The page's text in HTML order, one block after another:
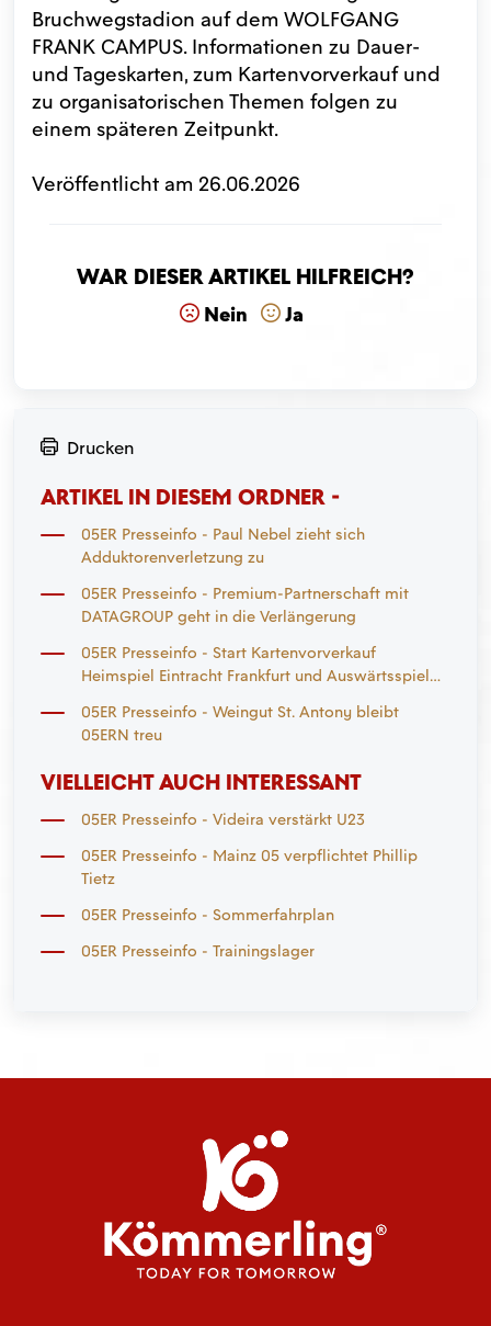
Bruchwegstadion auf dem WOLFGANG
FRANK CAMPUS. Informationen zu Dauer-
und Tageskarten, zum Kartenvorverkauf und
zu organisatorischen Themen folgen zu
einem späteren Zeitpunkt.
Veröffentlicht am 26.06.2026
War dieser Artikel hilfreich?
Nein Ja
Drucken
ARTIKEL IN DIESEM ORDNER -
05ER Presseinfo - Paul Nebel zieht sich
Adduktorenverletzung zu
05ER Presseinfo - Premium-Partnerschaft mit
DATAGROUP geht in die Verlängerung
05ER Presseinfo - Start Kartenvorverkauf
Heimspiel Eintracht Frankfurt und Auswärtsspiel
05ER Presseinfo - Weingut St. Antony bleibt
05ERN treu
VIELLEICHT AUCH INTERESSANT
05ER Presseinfo - Videira verstärkt U23
05ER Presseinfo - Mainz 05 verpflichtet Phillip
Tietz
05ER Presseinfo - Sommerfahrplan
05ER Presseinfo - Trainingslager